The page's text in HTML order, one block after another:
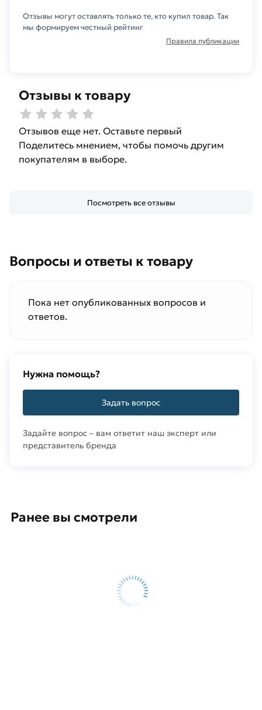
Отзывы к товару
Отзывов еще нет. Оставьте первый
Поделитесь мнением, чтобы помочь другим
покупателям в выборе.
Посмотреть все отзывы
Отзывы могут оставлять только те, кто купил товар. Так
мы формируем честный рейтинг
Правила публикации
Вопросы и ответы к товару
Пока нет опубликованных вопросов и
ответов.
Нужна помощь?
Задать вопрос
Задайте вопрос – вам ответит наш эксперт или
представитель бренда
Ранее вы смотрели